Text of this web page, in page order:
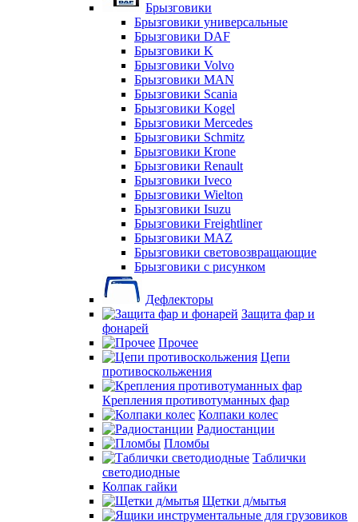
Брызговики
Брызговики универсальные
Брызговики DAF
Брызговики K
Брызговики Volvo
Брызговики MAN
Брызговики Scania
Брызговики Kogel
Брызговики Mercedes
Брызговики Schmitz
Брызговики Krone
Брызговики Renault
Брызговики Iveco
Брызговики Wielton
Брызговики Isuzu
Брызговики Freightliner
Брызговики MAZ
Брызговики световозвращающие
Брызговики с рисунком
Дефлекторы
Защита фар и
фонарей
Прочее
Цепи
противоскольжения
Крепления противотуманных фар
Колпаки колес
Радиостанции
Пломбы
Таблички
светодиодные
Колпак гайки
Щетки д/мытья